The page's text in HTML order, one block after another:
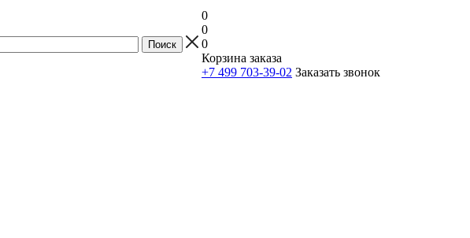
0
0
0
Корзина заказа
+7 499 703-39-02 Заказать звонок